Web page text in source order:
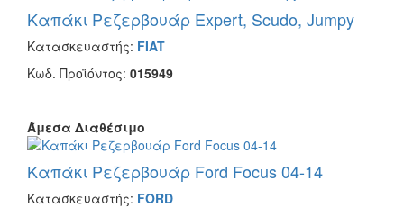
Καπάκι Ρεζερβουάρ Expert, Scudo, Jumpy
Κατασκευαστής: FIAT
Κωδ. Προϊόντος: 015949
Άμεσα Διαθέσιμο
Καπάκι Ρεζερβουάρ Ford Focus 04-14
Κατασκευαστής: FORD